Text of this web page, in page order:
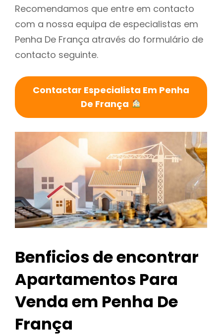
Recomendamos que entre em contacto
com a nossa equipa de especialistas em
Penha De França através do formulário de
contacto seguinte.
Contactar Especialista Em Penha
De França
Benficios de encontrar
Apartamentos Para
Venda em Penha De
França